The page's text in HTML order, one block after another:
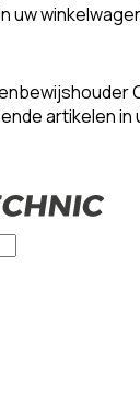
uw
artikelen in